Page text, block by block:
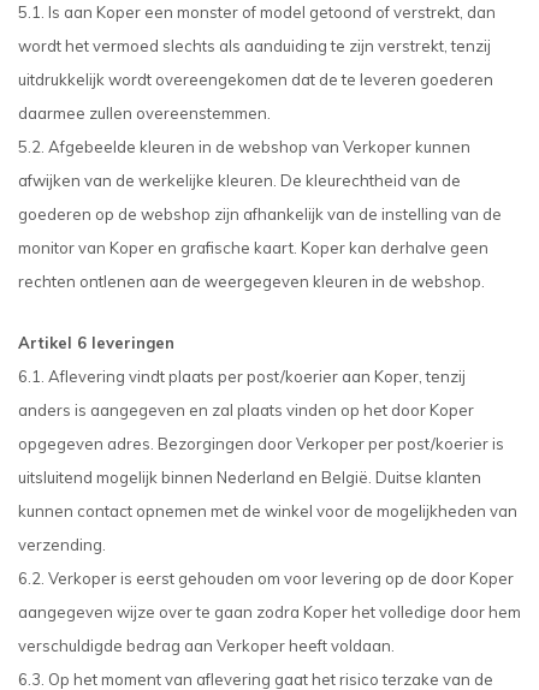
5.1. Is aan Koper een monster of model getoond of verstrekt, dan
wordt het vermoed slechts als aanduiding te zijn verstrekt, tenzij
uitdrukkelijk wordt overeengekomen dat de te leveren goederen
daarmee zullen overeenstemmen.
5.2. Afgebeelde kleuren in de webshop van Verkoper kunnen
afwijken van de werkelijke kleuren. De kleurechtheid van de
goederen op de webshop zijn afhankelijk van de instelling van de
monitor van Koper en grafische kaart. Koper kan derhalve geen
rechten ontlenen aan de weergegeven kleuren in de webshop.
Artikel 6 leveringen
6.1. Aflevering vindt plaats per post/koerier aan Koper, tenzij
anders is aangegeven en zal plaats vinden op het door Koper
opgegeven adres. Bezorgingen door Verkoper per post/koerier is
uitsluitend mogelijk binnen Nederland en België. Duitse klanten
kunnen contact opnemen met de winkel voor de mogelijkheden van
verzending.
6.2. Verkoper is eerst gehouden om voor levering op de door Koper
aangegeven wijze over te gaan zodra Koper het volledige door hem
verschuldigde bedrag aan Verkoper heeft voldaan.
6.3. Op het moment van aflevering gaat het risico terzake van de